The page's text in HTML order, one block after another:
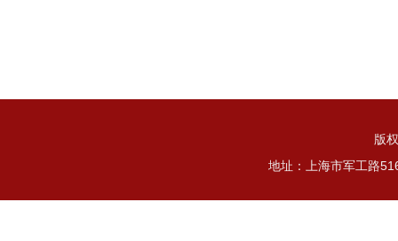
版
地址：上海市军工路